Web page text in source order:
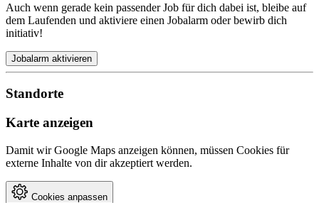
Auch wenn gerade kein passender Job für dich dabei ist, bleibe auf
dem Laufenden und aktiviere einen Jobalarm oder bewirb dich
initiativ!
Jobalarm aktivieren
Standorte
Karte anzeigen
Damit wir Google Maps anzeigen können, müssen Cookies für
externe Inhalte von dir akzeptiert werden.
Cookies anpassen